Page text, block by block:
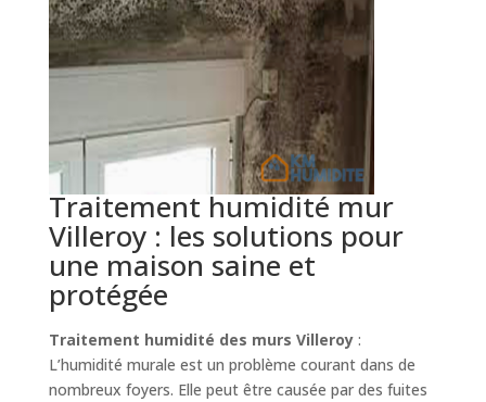
Traitement humidité mur
Villeroy : les solutions pour
une maison saine et
protégée
Traitement humidité des murs Villeroy:
L’humidité murale est un problème courant dans de
nombreux foyers. Elle peut être causée par des fuites